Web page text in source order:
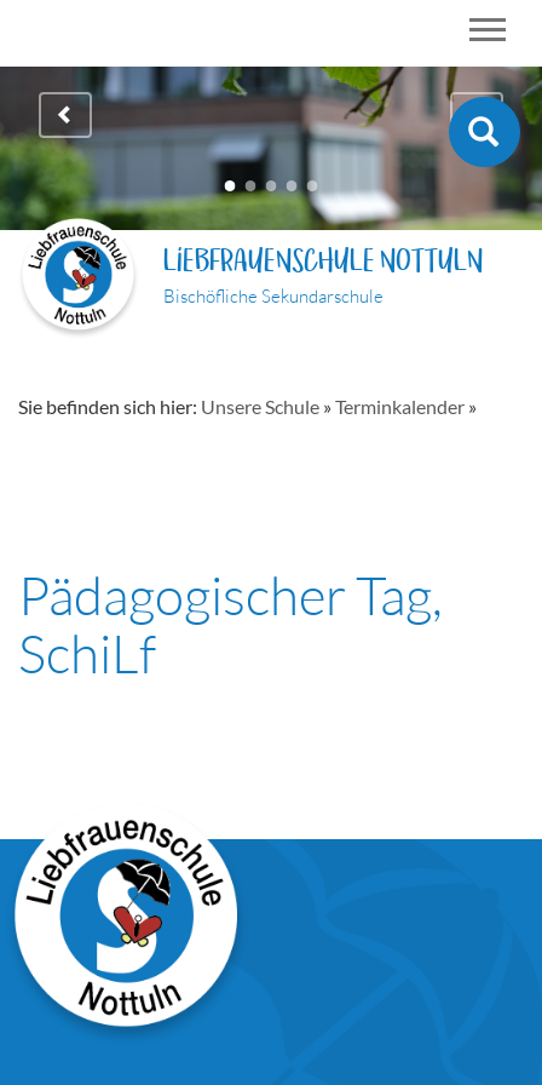
LIEBFRAUENSCHULE NOTTULN
Bischöfliche Sekundarschule
Sie befinden sich hier: Unsere Schule »Terminkalender »
Pädagogischer Tag,
SchiLf